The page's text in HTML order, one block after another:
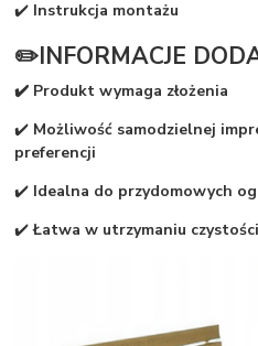
✔️ Instrukcja montażu
✏️INFORMACJE
✔️ Produkt wymaga złożenia
✔️ Możliwość samodzielnej
preferencji
✔️ Idealna do przydomowych
✔️Łatwa w utrzymaniu czystości